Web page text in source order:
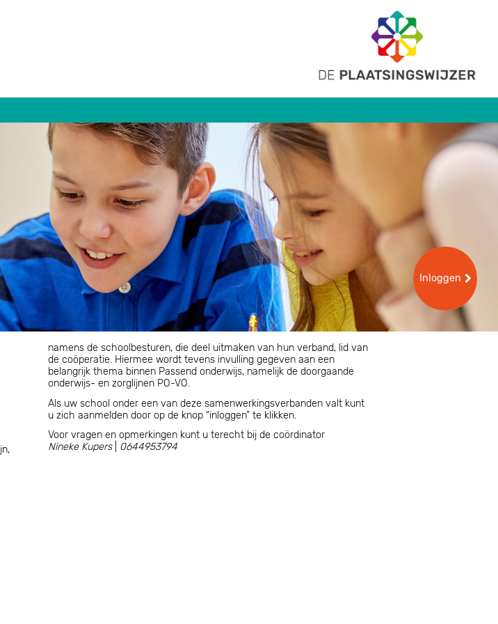
Inloggen
namens de schoolbesturen, die deel uitmaken van hun verband, lid van
de coöperatie. Hiermee wordt tevens invulling gegeven aan een
belangrijk thema binnen Passend onderwijs, namelijk de doorgaande
onderwijs- en zorglijnen PO-VO.
Als uw school onder een van deze samenwerkingsverbanden valt kunt
u zich aanmelden door op de knop “inloggen” te klikken.
Voor vragen en opmerkingen kunt u terecht bij de coördinator
Nineke Kupers| 0644953794